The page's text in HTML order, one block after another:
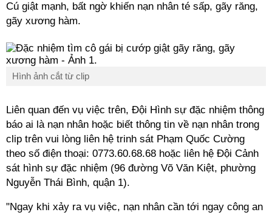
Cú giật mạnh, bất ngờ khiến nạn nhân té sấp, gãy răng,
gãy xương hàm.
Hình ảnh cắt từ clip
Liên quan đến vụ việc trên, Đội Hình sự đặc nhiệm thông
báo ai là nạn nhân hoặc biết thông tin về nạn nhân trong
clip trên vui lòng liên hệ trinh sát Phạm Quốc Cường
theo số điện thoại: 0773.60.68.68 hoặc liên hệ Đội Cảnh
sát hình sự đặc nhiệm (96 đường Võ Văn Kiệt, phường
Nguyễn Thái Bình, quận 1).
"Ngay khi xảy ra vụ việc, nạn nhân cần tới ngay công an